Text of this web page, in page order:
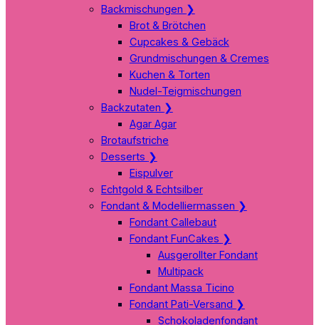
Backmischungen ❯
Brot & Brötchen
Cupcakes & Gebäck
Grundmischungen & Cremes
Kuchen & Torten
Nudel-Teigmischungen
Backzutaten ❯
Agar Agar
Brotaufstriche
Desserts ❯
Eispulver
Echtgold & Echtsilber
Fondant & Modelliermassen ❯
Fondant Callebaut
Fondant FunCakes ❯
Ausgerollter Fondant
Multipack
Fondant Massa Ticino
Fondant Pati-Versand ❯
Schokoladenfondant